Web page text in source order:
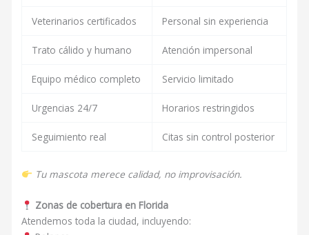
Veterinarios certificados Personal sin experiencia
Trato cálido y humano Atención impersonal
Equipo médico completo Servicio limitado
Urgencias 24/7 Horarios restringidos
Seguimiento real Citas sin control posterior
Tu mascota merece calidad, no improvisación.
Zonas de cobertura en Florida
Atendemos toda la ciudad, incluyendo: